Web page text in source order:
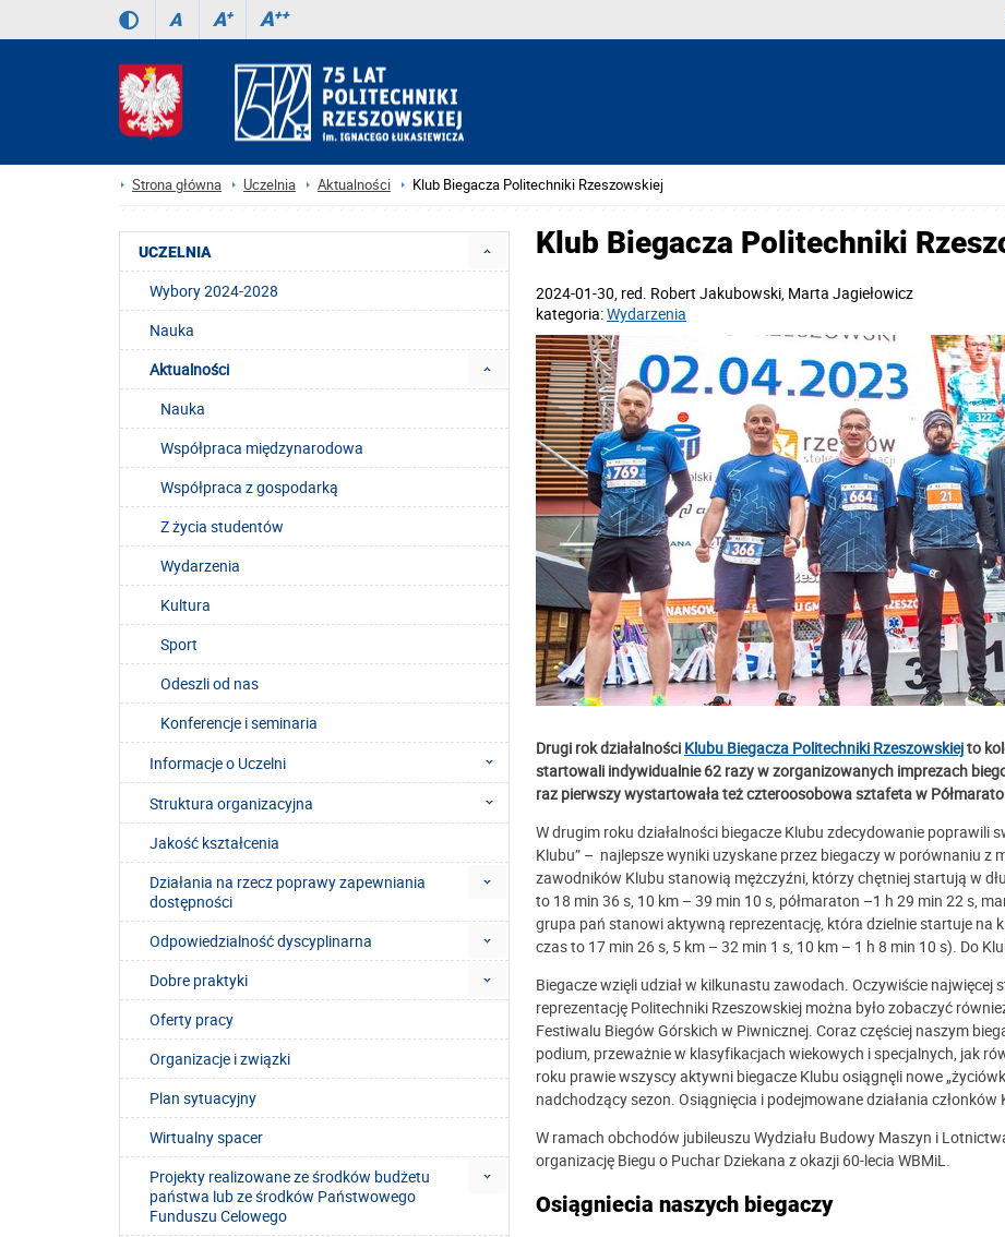
A A+ A++
Strona główna Uczelnia Aktualności Klub Biegacza Politechniki Rzeszowskiej
Klub Biegacza Politechniki
2024-01-30, red. Robert Jakubowski, Marta Jagiełowicz
kategoria:Wydarzenia
Drugi rok działalności Klubu Biegacza Politechniki Rzeszowskiejto
startowali indywidualnie 62 razy w zorganizowanych imprezach
raz pierwszy wystartowała też czteroosobowa sztafeta w
W drugim roku działalności biegacze Klubu zdecydowanie poprawili
Klubu” – najlepsze wyniki uzyskane przez biegaczy w porównaniu z
zawodników Klubu stanowią mężczyźni, którzy chętniej startują w
to 18 min 36 s, 10 km – 39 min 10 s, półmaraton –1 h 29 min 22 s,
grupa pań stanowi aktywną reprezentację, która dzielnie startuje na
czas to 17 min 26 s, 5 km – 32 min 1 s, 10 km – 1 h 8 min 10 s). Do
Biegacze wzięli udział w kilkunastu zawodach. Oczywiście najwięcej
reprezentację Politechniki Rzeszowskiej można było zobaczyć
Festiwalu Biegów Górskich w Piwnicznej. Coraz częściej naszym
podium, przeważnie w klasyfikacjach wiekowych i specjalnych, jak
roku prawie wszyscy aktywni biegacze Klubu osiągnęli nowe
nadchodzący sezon. Osiągnięcia i podejmowane działania
W ramach obchodów jubileuszu Wydziału Budowy Maszyn i
organizację Biegu o Puchar Dziekana z okazji 60-lecia WBMiL.
Osiągniecia naszych biegaczy
UCZELNIA
Wybory 2024-2028
Nauka
Aktualności
Nauka
Współpraca międzynarodowa
Współpraca z gospodarką
Z życia studentów
Wydarzenia
Kultura
Sport
Odeszli od nas
Konferencje i seminaria
Informacje o Uczelni
Struktura organizacyjna
Jakość kształcenia
Działania na rzecz poprawy zapewniania
dostępności
Odpowiedzialność dyscyplinarna
Dobre praktyki
Oferty pracy
Organizacje i związki
Plan sytuacyjny
Wirtualny spacer
Projekty realizowane ze środków budżetu
państwa lub ze środków Państwowego
Funduszu Celowego